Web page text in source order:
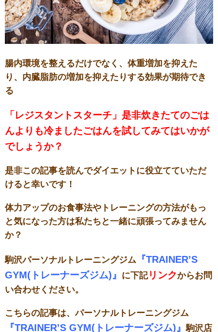
腸内環境を整えるだけでなく、体重増加を抑えた
り、内臓脂肪の増加を抑えたりする効果が期待でき
る
「レジスタントスターチ」是非炊きたてのごは
んよりも冷ましたごはんを試してみてはいかが
でしょうか？
是非この記事を読んでダイエットに役立てていただ
けると幸いです！
体力アップのお食事法やトレーニングの方法がもっ
と気になった方は私たちと一緒に頑張ってみません
か？
駒沢パーソナルトレーニングジム 『TRAINER’S
GYM(トレーナーズジム)』 に下記リンクからお問
い合わせください。
こちらの記事は、パーソナルトレーニングジム
『TRAINER’S GYM(トレーナーズジム)』駒沢店